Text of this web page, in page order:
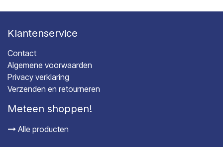
Klantenservice
Contact
Algemene voorwaarden
Privacy verklaring
Verzenden en retourneren
Meteen shoppen!
Alle producten